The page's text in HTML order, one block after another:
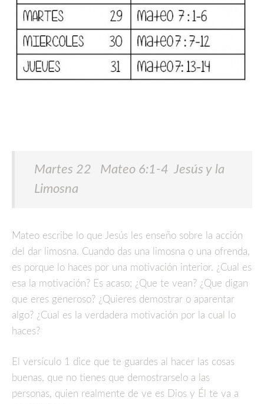
Martes 22 Mateo 6:1-4 Jesús y la
Limosna
Mateo escribe lo que Jesús les enseño sobre la acción
del dar limosna. Cuando das una limosna o una ofrenda,
es porque lo haces por una motivación interior. ¿Cual es
esa la motivación? Es acaso; ¿Que te vean? ¿Que digan
que eres generoso? ¿Quieres demostrar o aparentar
algo? ¿Cual es la verdadera motivación por la cual lo
haces?
El versículo 1 dice que te guardes al hacer las cosas
buenas, que no tienes que demostrarselo a las
personas, quien realmente de ve es Dios y Él te va a